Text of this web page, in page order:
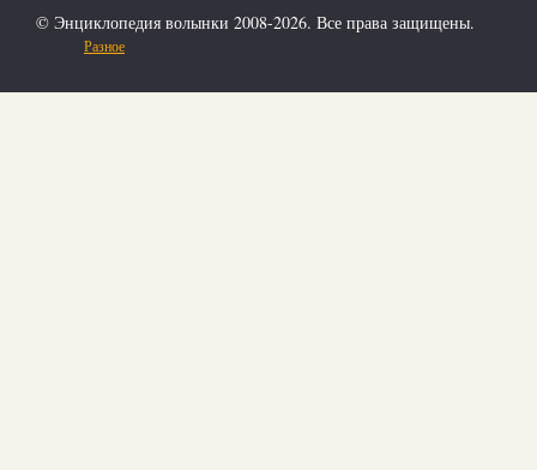
© Энциклопедия волынки 2008-2026. Все права защищены.
Разное